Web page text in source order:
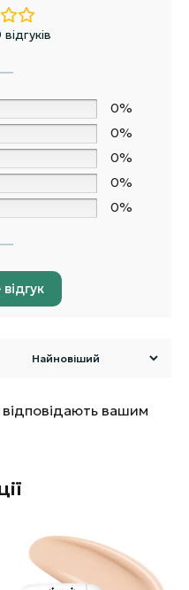
0%
0%
0%
0%
0%
відповідають вашим